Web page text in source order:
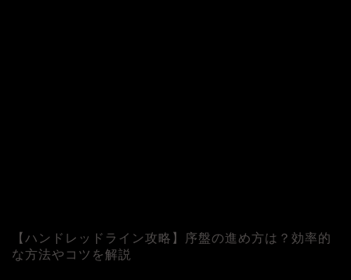
【ハンドレッドライン攻略】序盤の進め方は？効率的
な方法やコツを解説